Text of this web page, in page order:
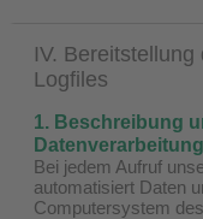
IV.
Logfiles
1. Beschreibung
Datenverarbeitung
Bei jedem Aufruf
automatisiert Daten
Computersystem